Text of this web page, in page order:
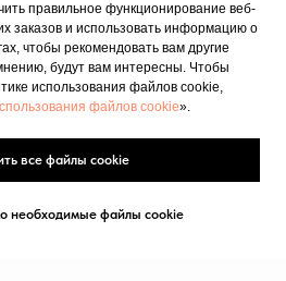
правильное функционирование веб-
заказов и использовать информацию о
чтобы рекомендовать вам другие
будут вам интересны. Чтобы
использования файлов cookie,
файлов cookie».
все файлы cookie
необходимые файлы cookie